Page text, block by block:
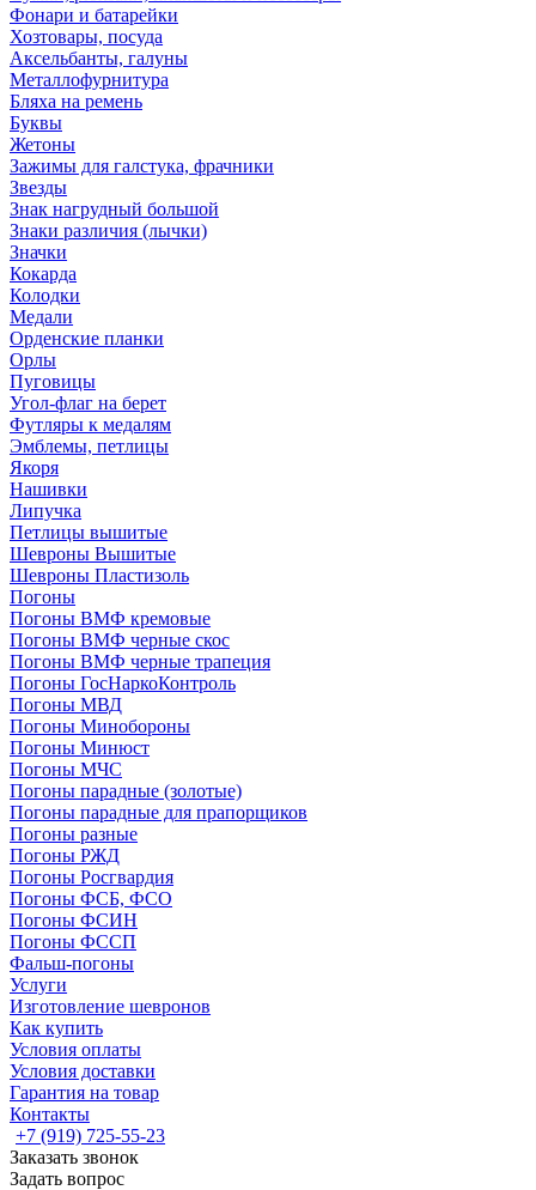
Фонари и батарейки
Хозтовары, посуда
Аксельбанты, галуны
Металлофурнитура
Бляха на ремень
Буквы
Жетоны
Зажимы для галстука, фрачники
Звезды
Знак нагрудный большой
Знаки различия (лычки)
Значки
Кокарда
Колодки
Медали
Орденские планки
Орлы
Пуговицы
Угол-флаг на берет
Футляры к медалям
Эмблемы, петлицы
Якоря
Нашивки
Липучка
Петлицы вышитые
Шевроны Вышитые
Шевроны Пластизоль
Погоны
Погоны ВМФ кремовые
Погоны ВМФ черные скос
Погоны ВМФ черные трапеция
Погоны ГосНаркоКонтроль
Погоны МВД
Погоны Минобороны
Погоны Минюст
Погоны МЧС
Погоны парадные (золотые)
Погоны парадные для прапорщиков
Погоны разные
Погоны РЖД
Погоны Росгвардия
Погоны ФСБ, ФСО
Погоны ФСИН
Погоны ФССП
Фальш-погоны
Услуги
Изготовление шевронов
Как купить
Условия оплаты
Условия доставки
Гарантия на товар
Контакты
+7 (919) 725-55-23
Заказать звонок
Задать вопрос